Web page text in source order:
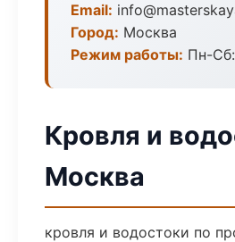
Email:
Город: Москва
Режим работы: Пн-
Кровля и
Москва
кровля и водостоки по